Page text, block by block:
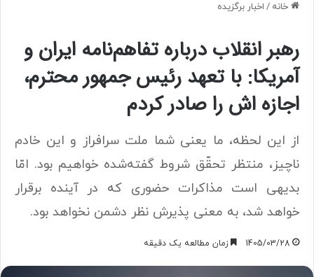
خانه / اخبار برگزیده
رهبر انقلاب درباره تفاهم‌نامه ایران و
آمریکا: با تعهد رئیس جمهور محترم،
اجازه اش را صادر کردم
از این لحظه، ما یعنی شما ملت سرافراز و این خادم
ناچیز، منتظر تحقّق شروط گفته‌شده خواهیم بود. امّا
بدیهی است مذاکرات حضوری که در آینده برقرار
خواهد شد، به معنی پذیرش نظر دشمن نخواهد بود.
1405/03/28 زمان مطالعه یک دقیقه